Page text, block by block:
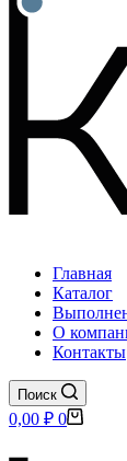
Главная
Каталог
О
Контакты
Поиск
Корзина
0,00 ₽ 0